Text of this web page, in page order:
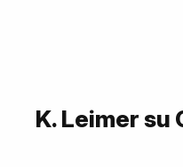
K. Leimer su